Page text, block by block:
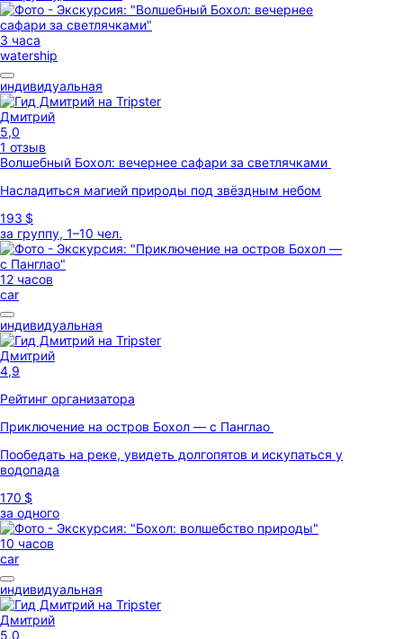
3 часа
watership
индивидуальная
Дмитрий
5,0
1 отзыв
Волшебный Бохол: вечернее сафари за светлячками
Насладиться магией природы под звёздным небом
193 $
за группу, 1–10 чел.
12 часов
car
индивидуальная
Дмитрий
4,9
Рейтинг организатора
Приключение на остров Бохол — с Панглао
Пообедать на реке, увидеть долгопятов и искупаться у
водопада
170 $
за одного
10 часов
car
индивидуальная
Дмитрий
5,0